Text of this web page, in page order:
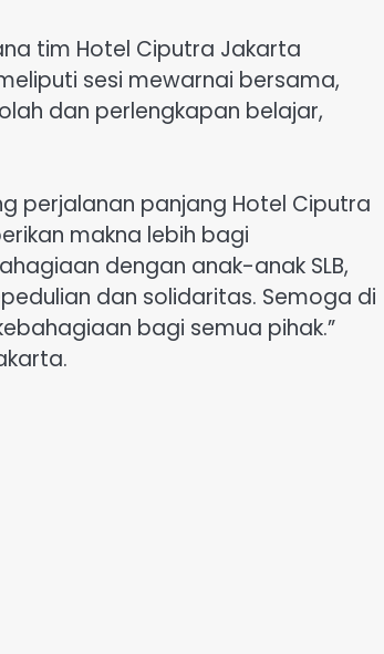
tim Hotel Ciputra Jakarta
sesi mewarnai bersama,
dan perlengkapan belajar,
perjalanan panjang Hotel Ciputra
makna lebih bagi
dengan anak-anak SLB,
dan solidaritas. Semoga di
bagi semua pihak.”